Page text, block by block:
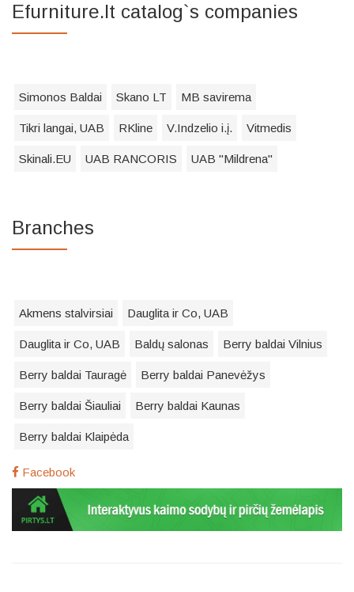
Efurniture.lt catalog`s companies
Simonos Baldai Skano LT MB savirema
Tikri langai, UAB RKline V.Indzelio i.į. Vitmedis
Skinali.EU UAB RANCORIS UAB "Mildrena"
Branches
Akmens stalvirsiai Dauglita ir Co, UAB
Dauglita ir Co, UAB Baldų salonas Berry baldai Vilnius
Berry baldai Tauragė Berry baldai Panevėžys
Berry baldai Šiauliai Berry baldai Kaunas
Berry baldai Klaipėda
Facebook